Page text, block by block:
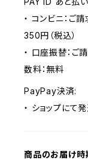
・ コンビニ：ご
350円（税込）
・ 口座振替：ご
数料：無料
PayPay決済:
・ ショップにて
商品のお届け時